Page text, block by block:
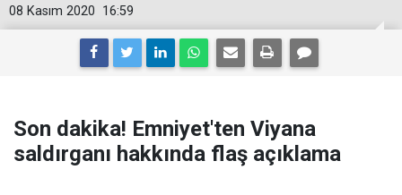
16:59
08 Kasım 2020
Son dakika! Emniyet'ten Viyana
saldırganı hakkında flaş açıklama